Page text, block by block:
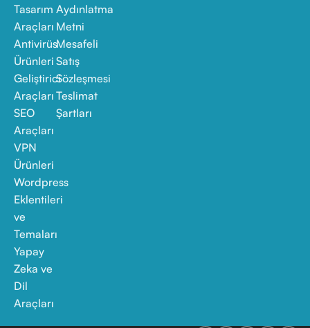
Tasarım
Araçları
Antivirüs
Ürünleri
Geliştirici
Araçları
SEO
Araçları
VPN
Ürünleri
Wordpress
Eklentileri
ve
Temaları
Yapay
Zeka ve
Dil
Araçları
Aydınlatma
Metni
Mesafeli
Satış
Sözleşmesi
Teslimat
Şartları